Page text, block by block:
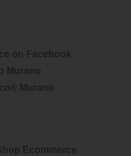
on Facebook
Murano
Murano
Ecommerce